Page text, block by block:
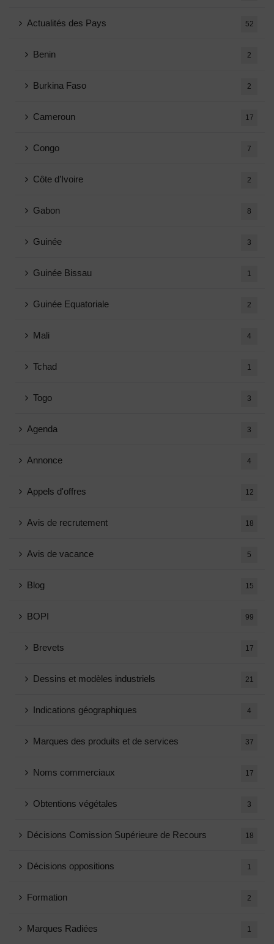
Actualités des Pays 52
Benin 2
Burkina Faso 2
Cameroun 17
Congo 7
Côte d’Ivoire 2
Gabon 8
Guinée 3
Guinée Bissau 1
Guinée Equatoriale 2
Mali 4
Tchad 1
Togo 3
Agenda 3
Annonce 4
Appels d'offres 12
Avis de recrutement 18
Avis de vacance 5
Blog 15
BOPI 99
Brevets 17
Dessins et modèles industriels 21
Indications géographiques 4
Marques des produits et de services 37
Noms commerciaux 17
Obtentions végétales 3
Décisions Comission Supérieure de Recours 18
Décisions oppositions 1
Formation 2
Marques Radiées 1